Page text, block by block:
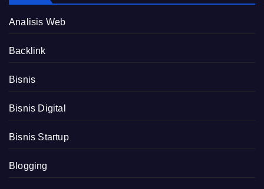
Analisis Web
Backlink
Bisnis
Bisnis Digital
Bisnis Startup
Blogging